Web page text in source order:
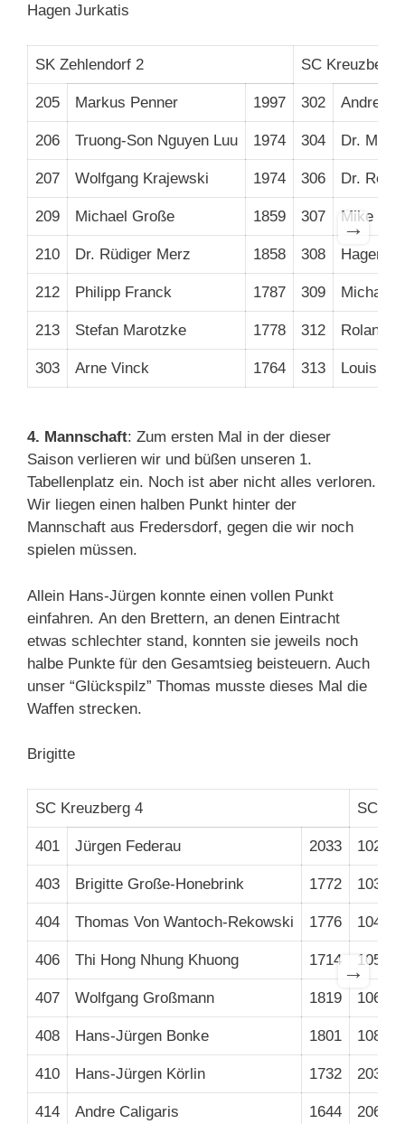
Hagen Jurkatis
SK Zehlendorf 2 SC Kreuzberg
205 Markus Penner 1997 302 Andreas
206 Truong-Son Nguyen Luu 1974 304 Dr.
207 Wolfgang Krajewski 1974 306 Dr.
209 Michael Große 1859 307 Mike
210 Dr. Rüdiger Merz 1858 308 Hagen
212 Philipp Franck 1787 309 Michael
213 Stefan Marotzke 1778 312 Roland
303 Arne Vinck 1764 313 Louis
→
4. Mannschaft: Zum ersten Mal in der dieser
Saison verlieren wir und büßen unseren 1.
Tabellenplatz ein. Noch ist aber nicht alles verloren.
Wir liegen einen halben Punkt hinter der
Mannschaft aus Fredersdorf, gegen die wir noch
spielen müssen.
Allein Hans-Jürgen konnte einen vollen Punkt
einfahren. An den Brettern, an denen Eintracht
etwas schlechter stand, konnten sie jeweils noch
halbe Punkte für den Gesamtsieg beisteuern. Auch
unser “Glückspilz” Thomas musste dieses Mal die
Waffen strecken.
Brigitte
SC Kreuzberg 4 SC
401 Jürgen Federau 2033 102
403 Brigitte Große-Honebrink 1772 103
404 Thomas Von Wantoch-Rekowski 1776 104
406 Thi Hong Nhung Khuong 1714 105
407 Wolfgang Großmann 1819 106
408 Hans-Jürgen Bonke 1801 108
410 Hans-Jürgen Körlin 1732 203
414 Andre Caligaris 1644 206
→